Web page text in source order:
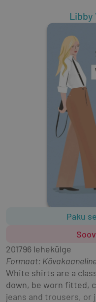
Libby
Paku
201796 lehekülge
Formaat:
White shirts are a
down, be worn fitted,
jeans and trousers, or